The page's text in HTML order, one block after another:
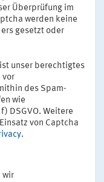
Überprüfung im
werden keine
gesetzt oder
unser berechtigtes
vor
des Spam-
wie
DSGVO. Weitere
von Captcha
.
wir